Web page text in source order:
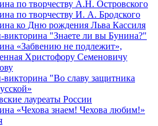
по творчеству А.Н. Островского
по творчеству И. А. Бродского
ко Дню рождения Льва Кассиля
"Знаете ли вы Бунина?"
«Забвению не подлежит»,
Христофору Семеновичу
"Во славу защитника
лауреаты России
«Чехова знаем! Чехова любим!»